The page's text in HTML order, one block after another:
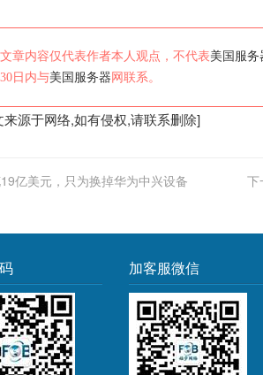
章内容仅代表作者本人观点，不代表美国服务
日内与美国服务器 网联系。
来源于网络,如有侵权,请联系删除]
亿美元，只为换掉华为中兴设备 下
加客服微信